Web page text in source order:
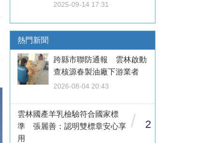
2025-09-14 17:31
熱門新聞
跨縣市聯防通報 雲林啟動
查核源春製油廠下游業者
2026-08-04 20:43
雲林國產羊乳檢驗符合國家標
準 張麗善：認明雙標章安心享
用
/ 2